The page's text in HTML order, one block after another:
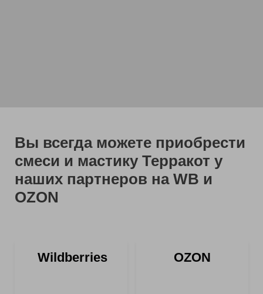
Вы всегда можете приобрести
смеси и мастику Терракот у
наших партнеров на WB и
OZON
Wildberries OZON